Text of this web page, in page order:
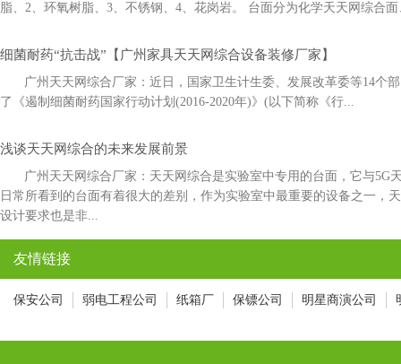
脂、2、环氧树脂、3、不锈钢、4、花岗岩。 台面分为化学天天网综合
细菌耐药“抗击战”【广州家具天天网综合设备装修厂家】
广州天天网综合厂家：近日，国家卫生计生委、发展改革委等14
了《遏制细菌耐药国家行动计划(2016-2020年)》(以下简称《行...
浅谈天天网综合的未来发展前景
广州天天网综合厂家：天天网综合是实验室中专用的台面，它与
日常所看到的台面有着很大的差别，作为实验室中最重要的设备之一
设计要求也是非...
友情链接
保安公司 弱电工程公司 纸箱厂 保镖公司 明星商演公司